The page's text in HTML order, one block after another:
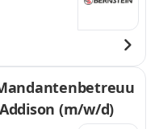
(m/w/d)